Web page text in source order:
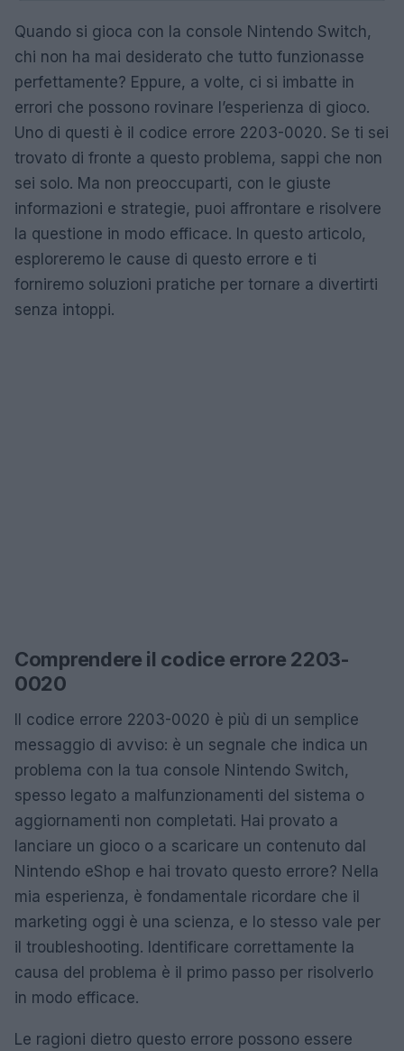
Quando si gioca con la console Nintendo Switch,
chi non ha mai desiderato che tutto funzionasse
perfettamente? Eppure, a volte, ci si imbatte in
errori che possono rovinare l’esperienza di gioco.
Uno di questi è il codice errore 2203-0020. Se ti sei
trovato di fronte a questo problema, sappi che non
sei solo. Ma non preoccuparti, con le giuste
informazioni e strategie, puoi affrontare e risolvere
la questione in modo efficace. In questo articolo,
esploreremo le cause di questo errore e ti
forniremo soluzioni pratiche per tornare a divertirti
senza intoppi.
Comprendere il codice errore 2203-
0020
Il codice errore 2203-0020 è più di un semplice
messaggio di avviso: è un segnale che indica un
problema con la tua console Nintendo Switch,
spesso legato a malfunzionamenti del sistema o
aggiornamenti non completati. Hai provato a
lanciare un gioco o a scaricare un contenuto dal
Nintendo eShop e hai trovato questo errore? Nella
mia esperienza, è fondamentale ricordare che il
marketing oggi è una scienza, e lo stesso vale per
il troubleshooting. Identificare correttamente la
causa del problema è il primo passo per risolverlo
in modo efficace.
Le ragioni dietro questo errore possono essere